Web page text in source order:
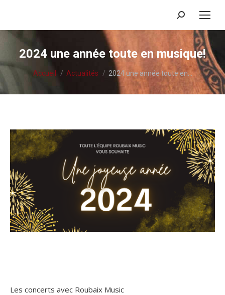
Recherche
:
2024 une année toute en musique!
Vous êtes ici :
Accueil Actualités 2024 une année toute en…
Les concerts avec Roubaix Music